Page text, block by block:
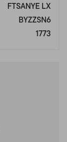
FTSANYE LX
BYZZSN6
1773